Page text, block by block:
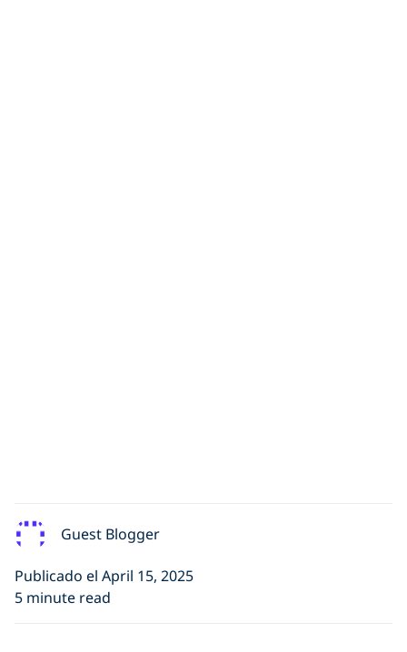
Guest Blogger
Publicado el April 15, 2025
5 minute read